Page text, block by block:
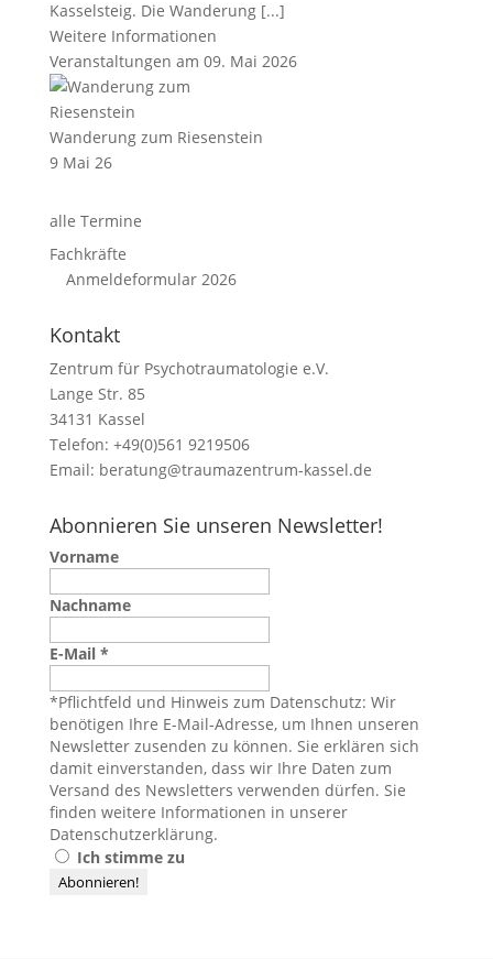
Kasselsteig. Die Wanderung [...]
Weitere Informationen
Veranstaltungen am 09. Mai 2026
Wanderung zum Riesenstein
9 Mai 26
alle Termine
Fachkräfte
Anmeldeformular 2026
Kontakt
Zentrum für Psychotraumatologie e.V.
Lange Str. 85
34131 Kassel
Telefon: +49(0)561 9219506
Email: beratung@traumazentrum-kassel.de
Abonnieren Sie unseren Newsletter!
Vorname
Nachname
E-Mail *
*Pflichtfeld und Hinweis zum Datenschutz: Wir
benötigen Ihre E-Mail-Adresse, um Ihnen unseren
Newsletter zusenden zu können. Sie erklären sich
damit einverstanden, dass wir Ihre Daten zum
Versand des Newsletters verwenden dürfen. Sie
finden weitere Informationen in unserer
Datenschutzerklärung.
Ich stimme zu